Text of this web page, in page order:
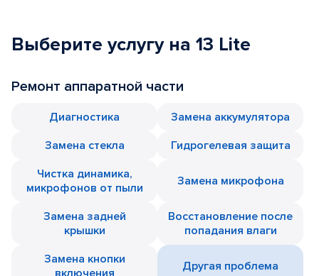
Выберите услугу на 13 Lite
Ремонт аппаратной части
Диагностика
Замена аккумулятора
Замена стекла
Гидрогелевая защита
Чистка динамика,
микрофонов от пыли
Замена микрофона
Замена задней
крышки
Восстановление после
попадания влаги
Замена кнопки
включения
Другая проблема